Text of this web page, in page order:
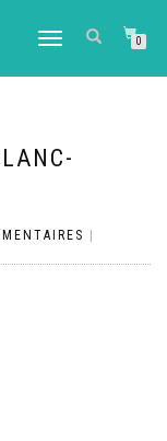
DÉPLIER
NAVIGATION
0